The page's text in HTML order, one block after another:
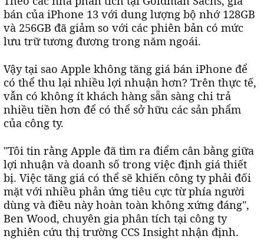
bán của iPhone 13 với dung lượng bộ nhớ 128GB
và 256GB đã giảm so với các phiên bản có mức
lưu trữ tương đương trong năm ngoái.
Vậy tại sao Apple không tăng giá bán iPhone để
có thể thu lại nhiều lợi nhuận hơn? Trên thực tế,
vẫn có không ít khách hàng sẵn sàng chi trả
nhiều tiền hơn để có thể sở hữu các sản phẩm
của công ty.
"Tôi tin rằng Apple đã tìm ra điểm cân bằng giữa
lợi nhuận và doanh số trong việc định giá thiết
bị. Việc tăng giá có thể sẽ khiến công ty phải đối
mặt với nhiều phản ứng tiêu cực từ phía người
dùng và điều này hoàn toàn không xứng đáng",
Ben Wood, chuyên gia phân tích tại công ty
nghiên cứu thị trường CCS Insight nhận định.